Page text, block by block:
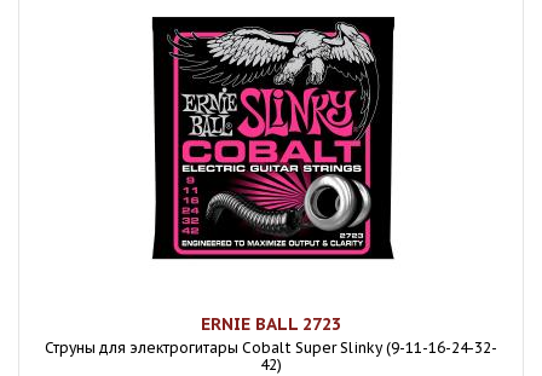
ERNIE BALL 2723
Струны для электрогитары Cobalt Super Slinky (9-11-16-24-32-
42)